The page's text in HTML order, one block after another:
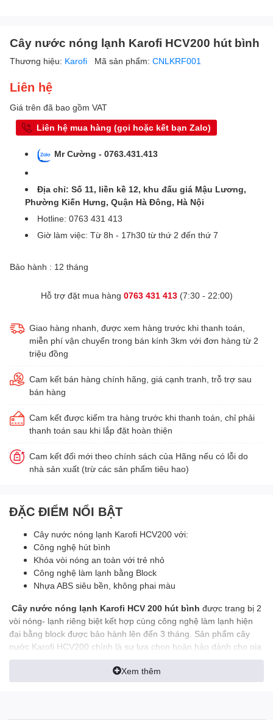
Cây nước nóng lạnh Karofi HCV200 hút bình
Thương hiệu: Karofi Mã sản phẩm: CNLKRF001
Liên hệ
Giá trên đã bao gồm VAT
Liên hệ mua hàng (gọi hoặc kết bạn Zalo)
Mr Cường - 0763.431.413
Địa chỉ: Số 11, liền kề 12, khu đấu giá Mậu Lương,
Phường Kiến Hưng, Quận Hà Đông, Hà Nội
Hotline: 0763 431 413
Giờ làm việc: Từ 8h - 17h30 từ thứ 2 đến thứ 7
Bảo hành : 12 tháng
Hỗ trợ đặt mua hàng 0763 431 413(7:30 - 22:00)
Giao hàng nhanh, được xem hàng trước khi thanh toán,
miễn phí vận chuyển trong bán kính 3km với đơn hàng từ 2
triệu đồng
Cam kết bán hàng chính hãng, giá cạnh tranh, trỗ trợ sau
bán hàng
Cam kết được kiểm tra hàng trước khi thanh toán, chỉ phải
thanh toán sau khi lắp đặt hoàn thiện
Cam kết đổi mới theo chính sách của Hãng nếu có lỗi do
nhà sản xuất (trừ các sản phẩm tiêu hao)
ĐẶC ĐIỂM NỔI BẬT
Cây nước nóng lạnh Karofi HCV200 với:
Công nghệ hút bình
Khóa vòi nóng an toàn với trẻ nhỏ
Công nghệ làm lạnh bằng Block
Nhựa ABS siêu bền, không phai màu
Cây nước nóng lạnh Karofi HCV 200 hút bình được trang bị 2
vòi nóng- lạnh riêng biệt kết hợp cùng công nghệ làm lạnh hiện
đại bằng block được bảo hành lên đến 3 tháng. Sản phẩm cây
nước Karofi HCV200 chính là sự lựa chọn hoàn hảo dành cho gia
đình bạn.
Giới thiệu về Karofi- Công
Xem thêm